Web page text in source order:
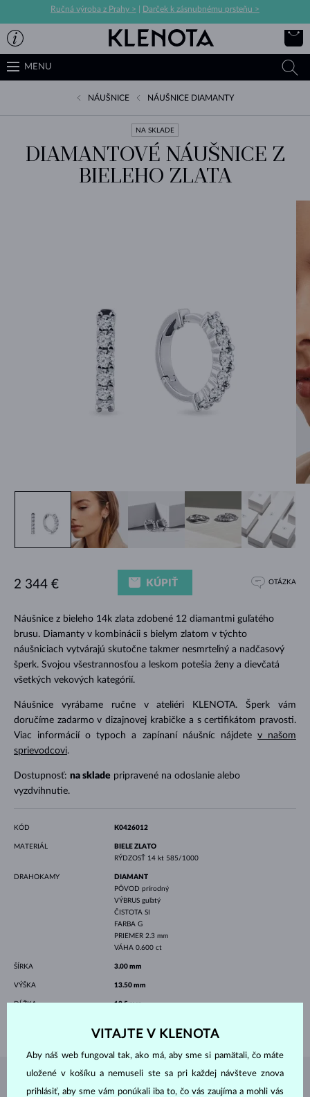
Ručná výroba z Prahy > Darček k zásnubnému prsteňu >
MENU
NÁUŠNICE NÁUŠNICE DIAMANTY
NA SKLADE
DIAMANTOVÉ NÁUŠNICE Z
BIELEHO ZLATA
Náušnice z bieleho 14k zlata zdobené 12 diamantmi guľatého
brusu. Diamanty v kombinácii s bielym zlatom v týchto
náušniciach vytvárajú skutočne takmer nesmrteľný a nadčasový
šperk. Svojou všestrannosťou a leskom potešia ženy a dievčatá
všetkých vekových kategórií.
Náušnice vyrábame ručne v ateliéri KLENOTA. Šperk vám
doručíme zadarmo v dizajnovej krabičke a s certifikátom pravosti.
Viac informácií o typoch a zapínaní náušníc nájdete v našom
sprievodcovi.
Dostupnosť: na sklade pripravené na odoslanie alebo
vyzdvihnutie.
2 344 € KÚPIŤ OTÁZKA
KÓD K0426012
MATERIÁL
BIELE ZLATO
RÝDZOSŤ 14 kt 585/1000
DRAHOKAMY
DIAMANT
PÔVOD prírodný
VÝBRUS guľatý
ČISTOTA SI
FARBA G
PRIEMER 2.3 mm
VÁHA 0.600 ct
ŠÍRKA 3.00 mm
VÝŠKA 13.50 mm
DĹŽKA 12.5 mm
ŠPERKY ZATELIÉRU KLENOTA
VITAJTE V KLENOTA
Aby náš web fungoval tak, ako má, aby sme si pamätali, čo máte
uložené v košíku a nemuseli ste sa pri každej návšteve znova
prihlásiť, aby sme vám ponúkali iba to, čo vás zaujíma a mohli vás